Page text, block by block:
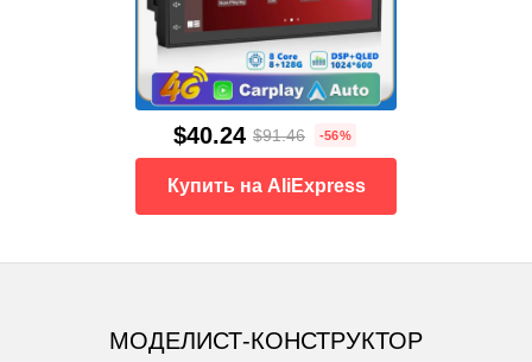
$40.24 $91.46 -56%
Купить на AliExpress
МОДЕЛИСТ-КОНСТРУКТОР